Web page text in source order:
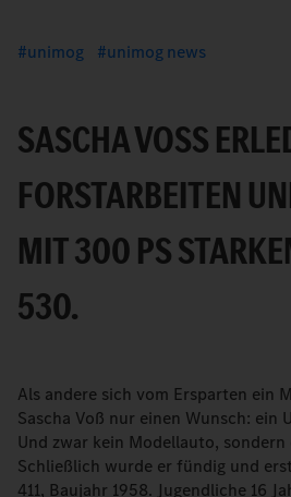
unimog unimog news
SASCHA VOSS
ORSTARBEITEN
IT 300 PS
30.
Als andere sich vom Ersparten ein
Sascha Voß nur einen Wunsch: ein
Und zwar kein Modellauto,
Schließlich wurde er fündig und
411, Baujahr 1958. Jugendliche 16